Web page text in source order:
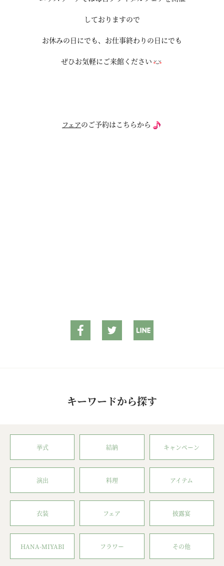
しておりますので
お休みの日にでも、お仕事終わりの日にでも
ぜひお気軽にご来館ください
フェアのご予約はこちらから
キーワードから探す
挙式 結納 キャンペーン
演出 料理 アイテム
衣装 フェア 披露宴
HANA-MIYABI フラワー その他